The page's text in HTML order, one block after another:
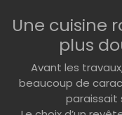
Une cuisine
plus
Avant les
beaucoup de
paraissait